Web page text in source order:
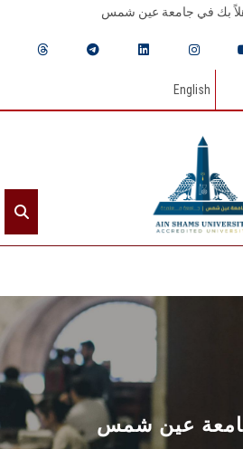
بك في جامعة عين شمس
English
الرئيسيـة
عن الجامعة
القطاعـات جامعة عين شمس